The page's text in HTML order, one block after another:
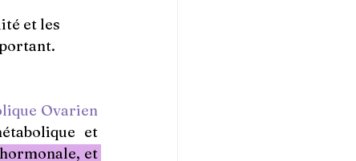
et les
et
et